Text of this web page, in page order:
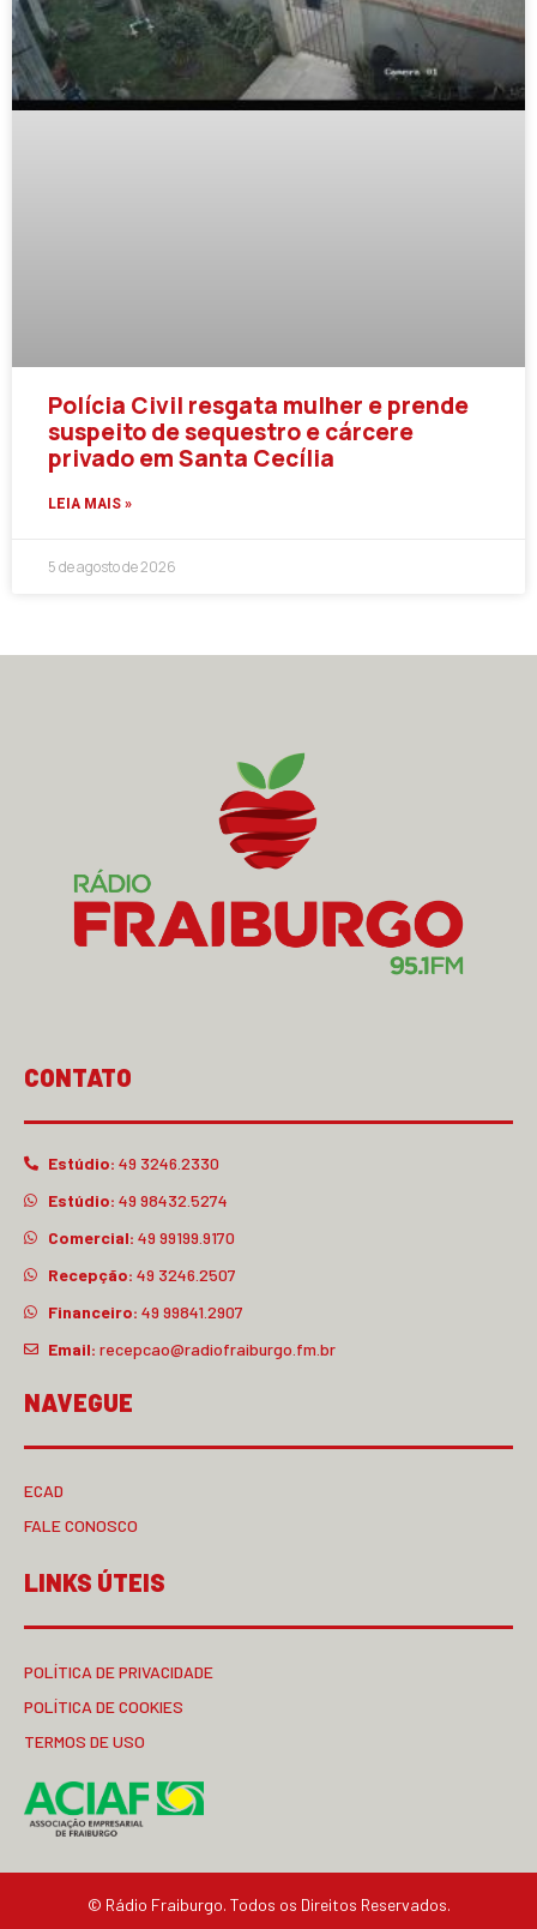
Polícia Civil resgata mulher e prende
suspeito de sequestro e cárcere
privado em Santa Cecília
LEIA MAIS »
5 de agosto de 2026
CONTATO
Estúdio: 49 3246.2330
Estúdio: 49 98432.5274
Comercial: 49 99199.9170
Recepção: 49 3246.2507
Financeiro: 49 99841.2907
Email: recepcao@radiofraiburgo.fm.br
NAVEGUE
ECAD
FALE CONOSCO
LINKS ÚTEIS
POLÍTICA DE PRIVACIDADE
POLÍTICA DE COOKIES
TERMOS DE USO
© Rádio Fraiburgo. Todos os Direitos Reservados.